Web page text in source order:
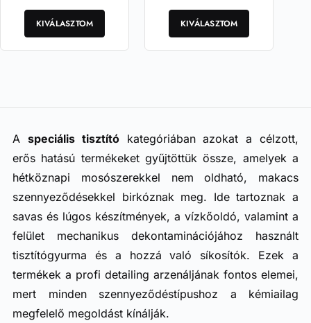
hatékonyságú,
sokoldalúan
felhasználható lúgos
tisztítószer.
KIVÁLASZTOM
Ennek
terméknek
több
változatok
termékoldalon
választhatók
fel a vízköves
szennyeződéseket, és…
KIVÁLASZTOM
Ennek
terméknek
több
változatok
termékoldalon
választhatók
ki
A speciális tisztítókategóriában azokat a célzott,
erős hatású termékeket gyűjtöttük össze, amelyek a
hétköznapi mosószerekkel nem oldható, makacs
szennyeződésekkel birkóznak meg. Ide tartoznak a
savas és lúgos készítmények, a vízkőoldó, valamint a
felület mechanikus dekontaminációjához használt
tisztítógyurma és a hozzá való síkosítók. Ezek a
termékek a profi detailing arzenáljának fontos elemei,
mert minden szennyeződéstípushoz a kémiailag
megfelelő megoldást kínálják.